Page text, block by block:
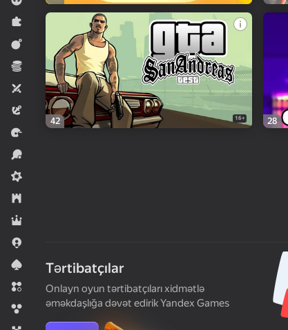
İqtisadi
İki nəfərlik
Macəra
Yarış
Kart
Sıralama
Qabarcıq
42 16+ 28
Tərtibatçılar
Onlayn oyun tərtibatçıları xidmətlə
əməkdaşlığa dəvət edirik Yandex Games